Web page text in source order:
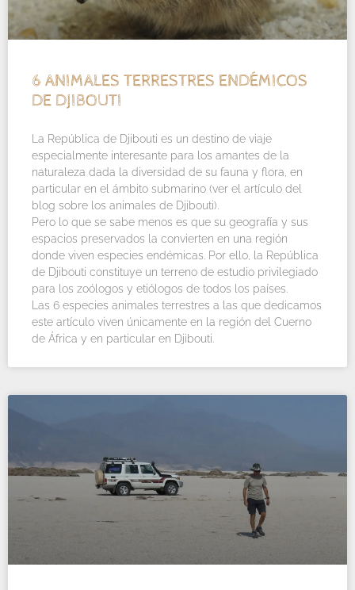
6 ANIMALES TERRESTRES ENDÉMICOS
DE DJIBOUTI
La República de Djibouti es un destino de viaje
especialmente interesante para los amantes de la
naturaleza dada la diversidad de su fauna y flora, en
particular en el ámbito submarino (ver el artículo del
blog sobre los animales de Djibouti).
Pero lo que se sabe menos es que su geografía y sus
espacios preservados la convierten en una región
donde viven especies endémicas. Por ello, la República
de Djibouti constituye un terreno de estudio privilegiado
para los zoólogos y etiólogos de todos los países.
Las 6 especies animales terrestres a las que dedicamos
este artículo viven únicamente en la región del Cuerno
de África y en particular en Djibouti.